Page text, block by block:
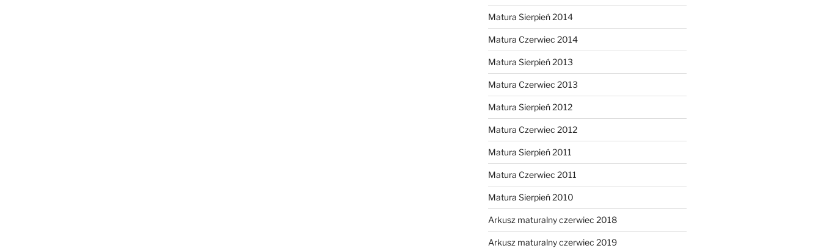
Matura Sierpień 2014
Matura Czerwiec 2014
Matura Sierpień 2013
Matura Czerwiec 2013
Matura Sierpień 2012
Matura Czerwiec 2012
Matura Sierpień 2011
Matura Czerwiec 2011
Matura Sierpień 2010
Arkusz maturalny czerwiec 2018
Arkusz maturalny czerwiec 2019